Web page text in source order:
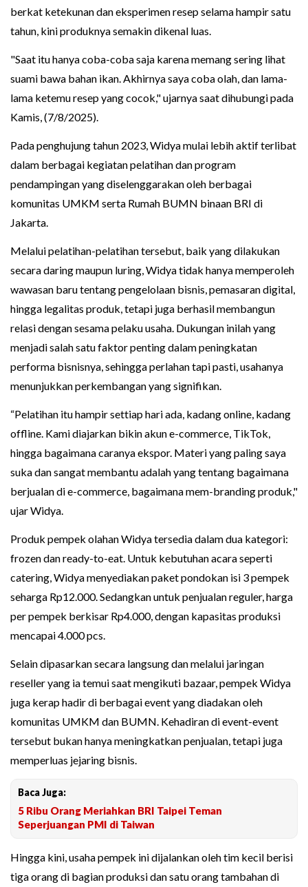
berkat ketekunan dan eksperimen resep selama hampir satu
tahun, kini produknya semakin dikenal luas.
"Saat itu hanya coba-coba saja karena memang sering lihat
suami bawa bahan ikan. Akhirnya saya coba olah, dan lama-
lama ketemu resep yang cocok," ujarnya saat dihubungi pada
Kamis, (7/8/2025).
Pada penghujung tahun 2023, Widya mulai lebih aktif terlibat
dalam berbagai kegiatan pelatihan dan program
pendampingan yang diselenggarakan oleh berbagai
komunitas UMKM serta Rumah BUMN binaan BRI di
Jakarta.
Melalui pelatihan-pelatihan tersebut, baik yang dilakukan
secara daring maupun luring, Widya tidak hanya memperoleh
wawasan baru tentang pengelolaan bisnis, pemasaran digital,
hingga legalitas produk, tetapi juga berhasil membangun
relasi dengan sesama pelaku usaha. Dukungan inilah yang
menjadi salah satu faktor penting dalam peningkatan
performa bisnisnya, sehingga perlahan tapi pasti, usahanya
menunjukkan perkembangan yang signifikan.
“Pelatihan itu hampir settiap hari ada, kadang online, kadang
offline. Kami diajarkan bikin akun e-commerce, TikTok,
hingga bagaimana caranya ekspor. Materi yang paling saya
suka dan sangat membantu adalah yang tentang bagaimana
berjualan di e-commerce, bagaimana mem-branding produk,"
ujar Widya.
Produk pempek olahan Widya tersedia dalam dua kategori:
frozen dan ready-to-eat. Untuk kebutuhan acara seperti
catering, Widya menyediakan paket pondokan isi 3 pempek
seharga Rp12.000. Sedangkan untuk penjualan reguler, harga
per pempek berkisar Rp4.000, dengan kapasitas produksi
mencapai 4.000 pcs.
Selain dipasarkan secara langsung dan melalui jaringan
reseller yang ia temui saat mengikuti bazaar, pempek Widya
juga kerap hadir di berbagai event yang diadakan oleh
komunitas UMKM dan BUMN. Kehadiran di event-event
tersebut bukan hanya meningkatkan penjualan, tetapi juga
memperluas jejaring bisnis.
Baca Juga:
5 Ribu Orang Meriahkan BRI Taipei Teman
Seperjuangan PMI di Taiwan
Hingga kini, usaha pempek ini dijalankan oleh tim kecil berisi
tiga orang di bagian produksi dan satu orang tambahan di